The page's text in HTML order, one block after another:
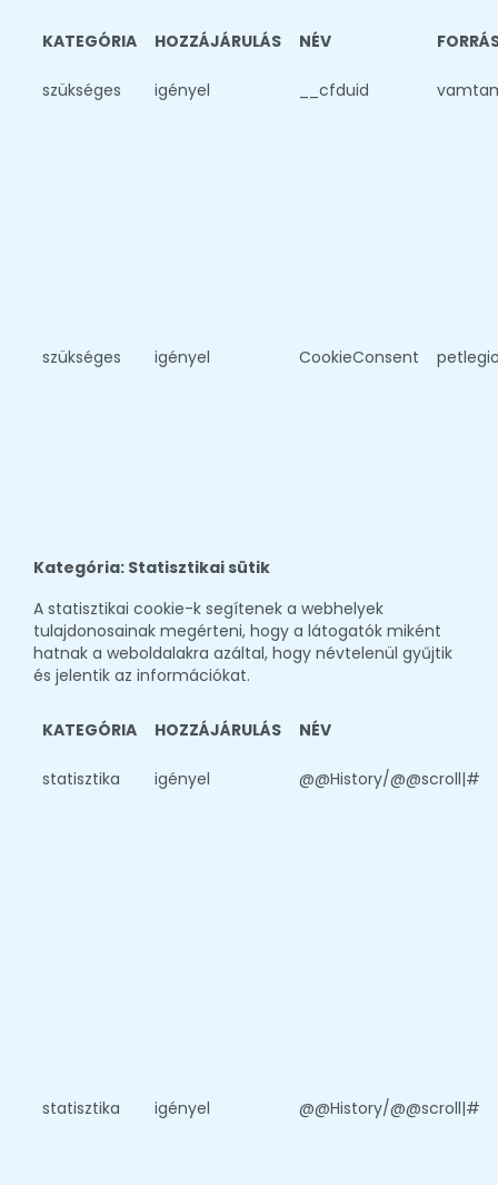
KATEGÓRIA HOZZÁJÁRULÁS NÉV
szükséges igényel __cfduid
szükséges igényel CookieConsent
Kategória: Statisztikai sütik
A statisztikai cookie-k segítenek a webhelyek
tulajdonosainak megérteni, hogy a látogatók miként
hatnak a weboldalakra azáltal, hogy névtelenül gyűjtik
és jelentik az információkat.
KATEGÓRIA HOZZÁJÁRULÁS NÉV
statisztika igényel @@History/@@scroll|#
statisztika igényel @@History/@@scroll|#